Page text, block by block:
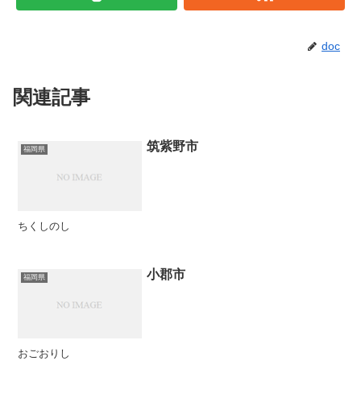
doc
関連記事
福岡県 筑紫野市
ちくしのし
福岡県 小郡市
おごおりし